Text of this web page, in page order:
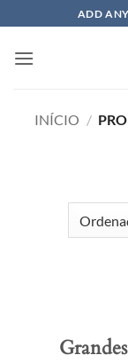
to
content
ADD
INÍCIO /